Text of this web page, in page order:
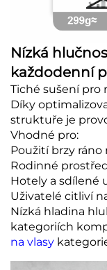
Nízká
každodenní
Tiché sušení pro
Díky
struktuře je
Vhodné pro:
Použití brzy
Rodinné
Hotely a sdílené
Uživatelé citliví
Nízká hladina
kategoriích
na vlasy